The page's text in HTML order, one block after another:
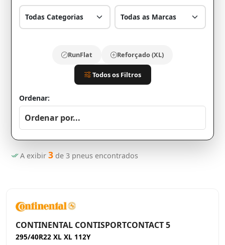
RunFlat Reforçado (XL)
Todos os Filtros
Ordenar:
A exibir 3 de 3 pneus encontrados
CONTINENTAL CONTISPORTCONTACT 5
295/40R22 XL XL 112Y